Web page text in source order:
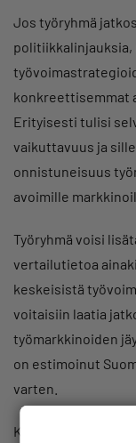
Jos työryhmä
konkreettisemmat
Erityisesti tulisi
vaikuttavuus ja
onnistuneisuus
avoimille
Työryhmä voisi
vertailutietoa
keskeisistä
voitaisiin laatia
työmarkkinoiden
on estimoinut
varten.
Kunnioittavasti